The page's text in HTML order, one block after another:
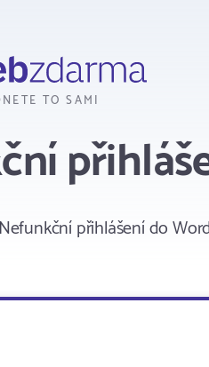
TO SAMI
přihlášení do